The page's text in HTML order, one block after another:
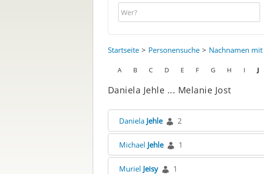
Startseite Personensuche Nachnamen mit
A B C D E F G H I J
Daniela Jehle ... Melanie Jost
Daniela Jehle 2
Michael Jehle 1
Muriel Jeisy 1